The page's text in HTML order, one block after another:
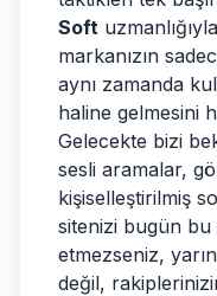
Soft
markanızın
aynı zamanda
haline gelmesini
Gelecekte bizi
sesli aramalar,
kişiselleştirilmiş
sitenizi bugün
etmezseniz,
değil,